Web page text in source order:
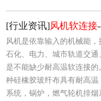
[行业资讯]风机软连接
风机是依靠输入的机械能
石化、电力、城市轨道交
是不能缺少耐高温软连接的
种硅橡胶玻纤布具有耐高
系统，锅炉，燃气轮机排